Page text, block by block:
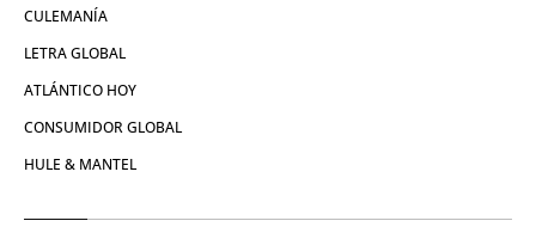
CULEMANÍA
LETRA GLOBAL
ATLÁNTICO HOY
CONSUMIDOR GLOBAL
HULE & MANTEL